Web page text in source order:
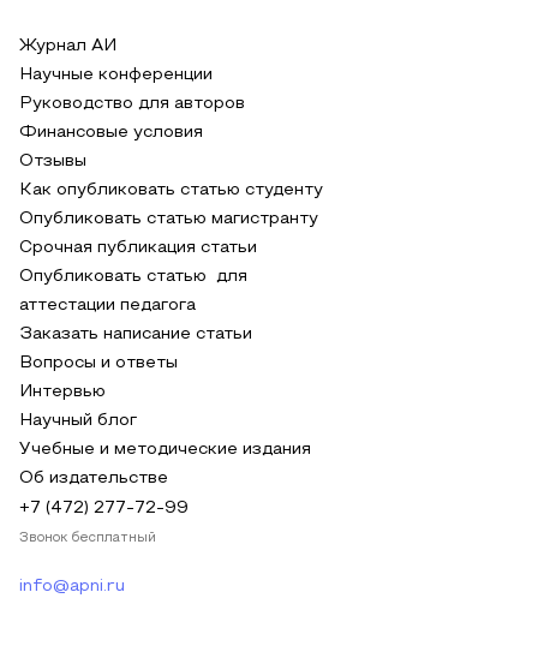
Журнал АИ
Научные конференции
Руководство для авторов
Финансовые условия
Отзывы
Как опубликовать статью студенту
Опубликовать статью магистранту
Срочная публикация статьи
Опубликовать статью для
аттестации педагога
Заказать написание статьи
Вопросы и ответы
Интервью
Научный блог
Учебные и методические издания
Об издательстве
+7 (472) 277-72-99
Звонок бесплатный
info@apni.ru